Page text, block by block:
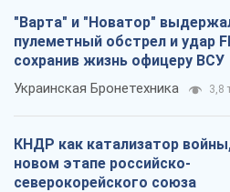
"Варта" и "Новатор"
пулеметный обстрел и удар
сохранив жизнь офицеру ВСУ
Украинская Бронетехника 3,8
КНДР как катализатор
новом этапе российско-
северокорейского союза